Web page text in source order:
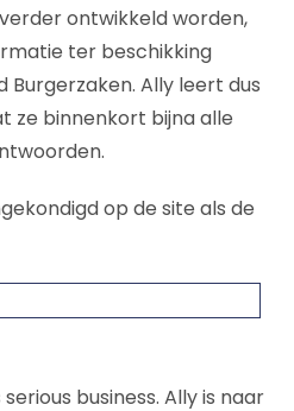
ontwikkeld worden,
ter beschikking
Ally leert dus
ze binnenkort bijna alle
op de site als de
business. Ally is naar